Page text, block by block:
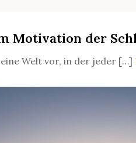
Motivation der
Welt vor, in der jeder […]